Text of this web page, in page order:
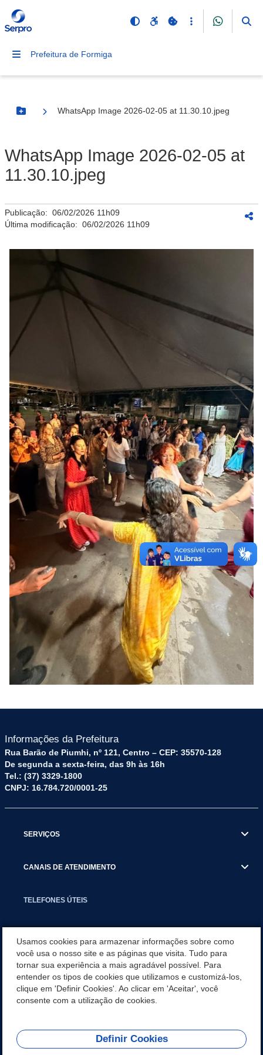
Prefeitura de Formiga
Botão Menu
WhatsApp Image 2026-02-05 at 11.30.10.jpeg
WhatsApp Image 2026-02-05 at
11.30.10.jpeg
Publicação: 06/02/2026 11h09
Última modificação: 06/02/2026 11h09
Informações da Prefeitura
Rua Barão de Piumhi, nº 121, Centro – CEP: 35570-128
De segunda a sexta-feira, das 9h às 16h
Tel.: (37) 3329-1800
CNPJ: 16.784.720/0001-25
SERVIÇOS
CANAIS DE ATENDIMENTO
TELEFONES ÚTEIS
NOTÍCIAS
APLICATIVO
REDES SOCIAIS
Usamos cookies para armazenar informações sobre como
você usa o nosso site e as páginas que visita. Tudo para
tornar sua experiência a mais agradável possível. Para
entender os tipos de cookies que utilizamos e customizá-los,
clique em 'Definir Cookies'. Ao clicar em 'Aceitar', você
consente com a utilização de cookies.
Definir Cookies